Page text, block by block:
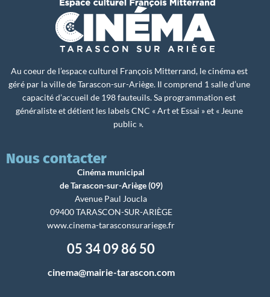
Au coeur de l’espace culturel François Mitterrand, le cinéma est
géré par la ville de Tarascon-sur-Ariège. Il comprend 1 salle d’une
capacité d’accueil de 198 fauteuils. Sa programmation est
généraliste et détient les labels CNC « Art et Essai » et « Jeune
public ».
Nous contacter
Cinéma municipal
de Tarascon-sur-Ariège (09)
Avenue Paul Joucla
09400 TARASCON-SUR-ARIÈGE
www.cinema-tarasconsurariege.fr
05 34 09 86 50
cinema@mairie-tarascon.com